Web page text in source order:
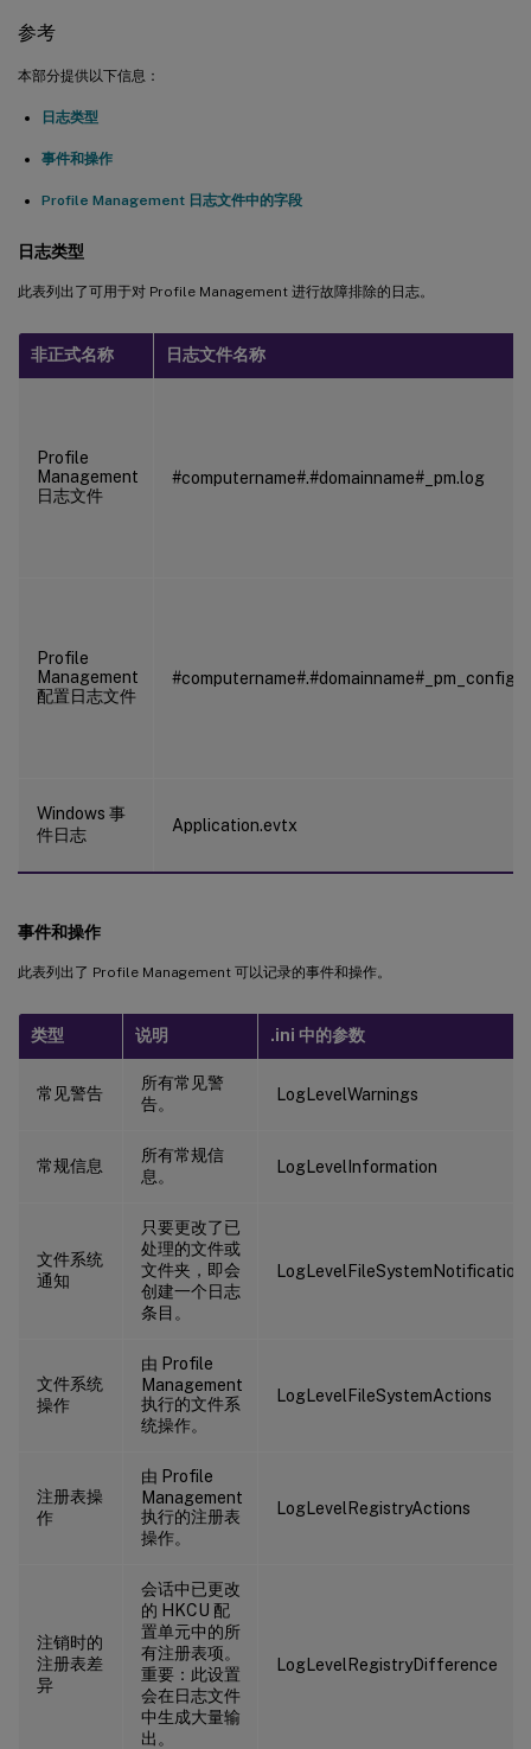
参考
本部分提供以下信息：
日志类型
事件和操作
Profile Management 日志文件中的字段
日志类型
此表列出了可用于对 Profile Management 进行故障排除的日志。
非正式名称 日志文件名称
Profile
Management
日志文件
#computername#.#domainname#_pm.log
Profile
Management
配置日志文件
Windows 事
件日志
Application.evtx
事件和操作
此表列出了 Profile Management 可以记录的事件和操作。
类型 说明 .ini 中的参数
常见警告
所有常见警
告。
LogLevelWarnings
常规信息
所有常规信
息。
LogLevelInformation
文件系统
通知
只要更改了已
处理的文件或
文件夹，即会
创建一个日志
条目。
LogLevelFileSystemNotification
文件系统
操作
由 Profile
Management
执行的文件系
统操作。
LogLevelFileSystemActions
注册表操
作
由 Profile
Management
执行的注册表
操作。
LogLevelRegistryActions
注销时的
注册表差
异
会话中已更改
的 HKCU 配
置单元中的所
有注册表项。
重要：此设置
会在日志文件
中生成大量输
出。
LogLevelRegistryDifference